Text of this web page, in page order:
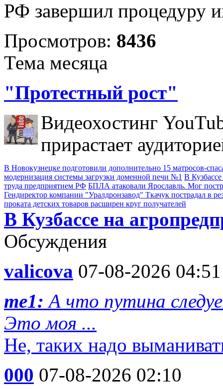
РФ завершил процедуру
Просмотров: 8436
Тема месяца
"Протестный рост"
Видеохостинг
прирастает
В Новокузнецке подготовили дополнительно 15 матросов-
модернизация системы загрузки доменной печи №1 В
труда предприятием РФ БПЛА атаковали Ярославль. Мог
Гендиректор компании "Уралдронзавод" Ткачук пострадал в
проката детских товаров расширен круг получателей
В Кузбассе на
Обсуждения
valicova 07-08-2026 04:51
me1:А что путина
Это моя ...
Не, таких надо
000 07-08-2026 02:10